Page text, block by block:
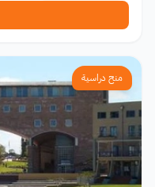
منح دراسية